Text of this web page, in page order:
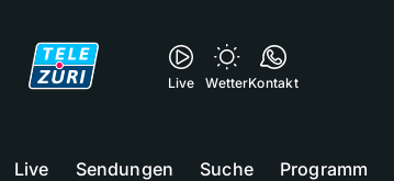
Live WetterKontakt
Live Sendungen Suche Programm